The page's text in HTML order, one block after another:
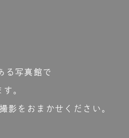
る写真館で
。
影をおまかせください。